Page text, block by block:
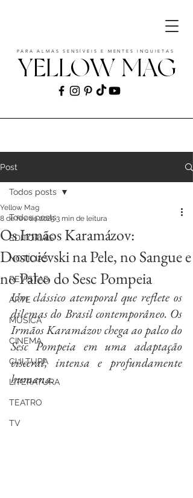
YELLOW MAG
PARA ALMAS SENSÍVEIS E MENTES INQUIETAS
Post
Todos posts
EDITORIAIS
NOTÍCIAS
REVISTAS
ARTE
MÚSICA
CINEMA
CULTURA
LITERATURA
TEATRO
TV
Todos posts
Os Irmãos Karamázov:
Dostoiévski na Pele, no Sangue e
no Palco do Sesc Pompeia
Yellow Mag
8 de fev. de 20253 min de leitura
Um clássico atemporal que reflete os
dilemas do Brasil contemporâneo. Os
Irmãos Karamázov chega ao palco do
Sesc Pompeia em uma adaptação
visceral, intensa e profundamente
humana.